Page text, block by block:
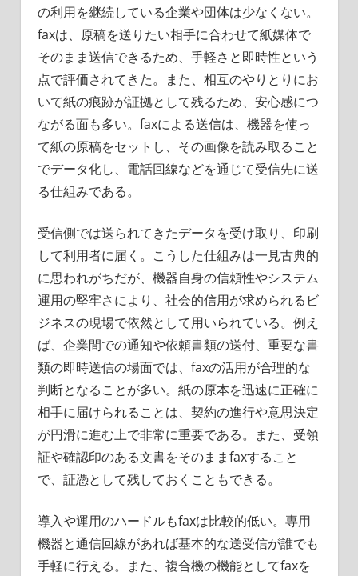
の利用を継続している企業や団体は少なくない。
faxは、原稿を送りたい相手に合わせて紙媒体で
そのまま送信できるため、手軽さと即時性という
点で評価されてきた。また、相互のやりとりにお
いて紙の痕跡が証拠として残るため、安心感につ
ながる面も多い。faxによる送信は、機器を使っ
て紙の原稿をセットし、その画像を読み取ること
でデータ化し、電話回線などを通じて受信先に送
る仕組みである。
受信側では送られてきたデータを受け取り、印刷
して利用者に届く。こうした仕組みは一見古典的
に思われがちだが、機器自身の信頼性やシステム
運用の堅牢さにより、社会的信用が求められるビ
ジネスの現場で依然として用いられている。例え
ば、企業間での通知や依頼書類の送付、重要な書
類の即時送信の場面では、faxの活用が合理的な
判断となることが多い。紙の原本を迅速に正確に
相手に届けられることは、契約の進行や意思決定
が円滑に進む上で非常に重要である。また、受領
証や確認印のある文書をそのままfaxすること
で、証憑として残しておくこともできる。
導入や運用のハードルもfaxは比較的低い。専用
機器と通信回線があれば基本的な送受信が誰でも
手軽に行える。また、複合機の機能としてfaxを